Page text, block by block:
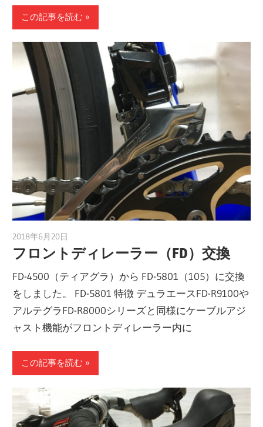
この記事を読む
2018年6月20日
フロントディレーラー（FD）交換
FD-4500（ティアグラ）から FD-5801（105）に交換
をしました。 FD-5801 特徴 デュラエースFD-R9100や
アルテグラFD-R8000シリーズと同様にケーブルアジ
ャスト機能がフロントディレーラー内に
この記事を読む